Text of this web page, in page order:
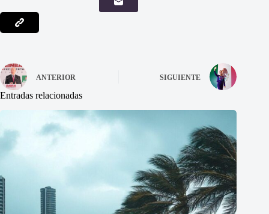
ANTERIOR SIGUIENTE
Entradas relacionadas